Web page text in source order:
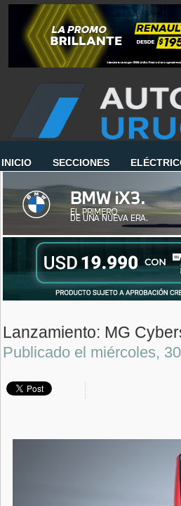
INICIO SECCIONES
Lanzamiento: MG
Publicado el miércoles,